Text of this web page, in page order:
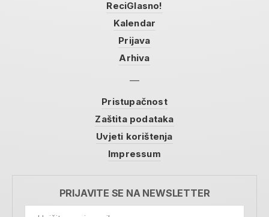
ReciGlasno!
Kalendar
Prijava
Arhiva
Pristupačnost
Zaštita podataka
Uvjeti korištenja
Impressum
PRIJAVITE SE NA NEWSLETTER